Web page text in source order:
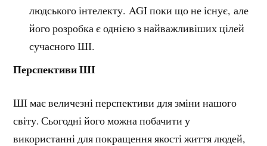
людського інтелекту. AGI поки що не існує, але
його розробка є однією з найважливіших цілей
сучасного ШІ.
Перспективи ШІ
ШІ має величезні перспективи для зміни нашого
світу. Сьогодні його можна побачити у
використанні для покращення якості життя людей,